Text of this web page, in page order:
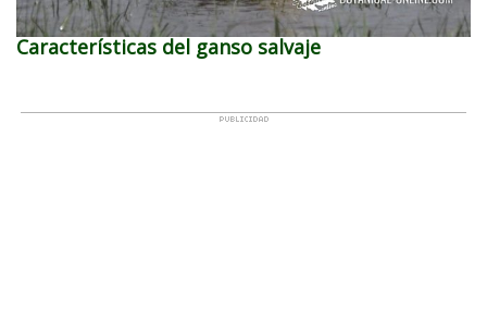
Características del ganso salvaje